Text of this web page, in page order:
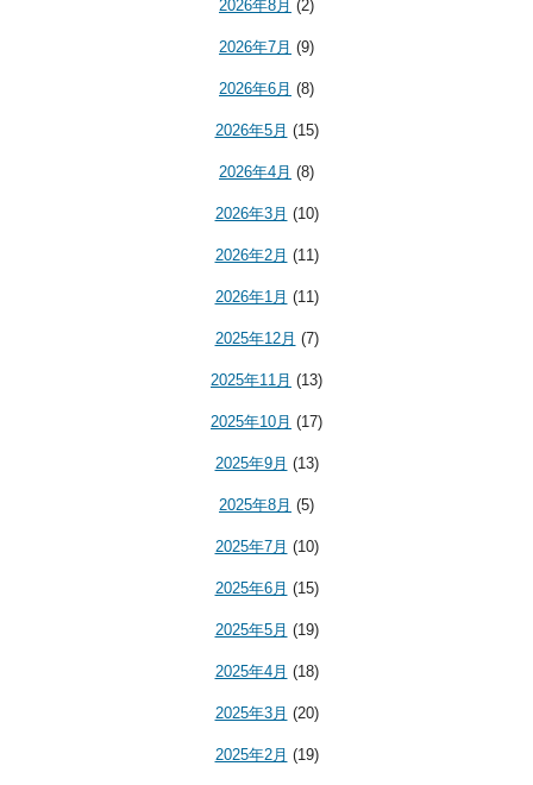
2026年8月 (2)
2026年7月 (9)
2026年6月 (8)
2026年5月 (15)
2026年4月 (8)
2026年3月 (10)
2026年2月 (11)
2026年1月 (11)
2025年12月 (7)
2025年11月 (13)
2025年10月 (17)
2025年9月 (13)
2025年8月 (5)
2025年7月 (10)
2025年6月 (15)
2025年5月 (19)
2025年4月 (18)
2025年3月 (20)
2025年2月 (19)